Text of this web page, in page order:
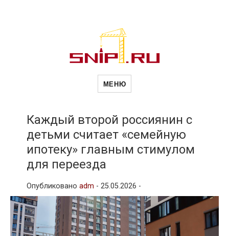
Новости
и
рубрики
МЕНЮ
Каждый второй россиянин с
детьми считает «семейную
ипотеку» главным стимулом
для переезда
Опубликовано adm - 25.05.2026 -